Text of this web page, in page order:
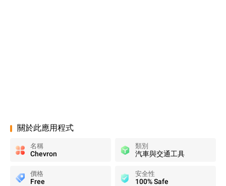
關於此應用程式
名稱
Chevron
類別
汽車與交通工具
價格
Free
安全性
100% Safe